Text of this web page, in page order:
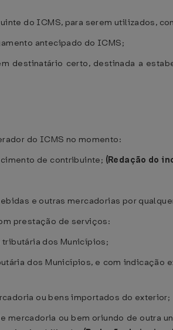
do ICMS, para serem utilizados,
antecipado do ICMS;
destinatário certo, destinada a
do ICMS no momento:
de contribuinte; (Redação do
e outras mercadorias por
prestação de serviços:
dos Municípios;
dos Municípios, e com
ou bens importados do exterior;
mercadoria ou bem oriundo de outra